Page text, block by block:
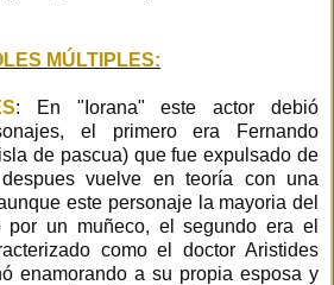
MÚLTIPLES:
: En "Iorana" este actor debió
el primero era Fernando
de pascua) que fue expulsado de
vuelve en teoría con una
este personaje la mayoria del
por un muñeco, el segundo era el
como el doctor Aristides
enamorando a su propia esposa y